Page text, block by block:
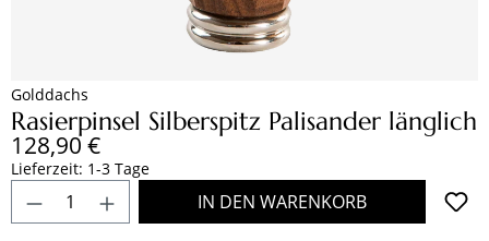
Golddachs
Rasierpinsel Silberspitz Palisander länglich
Regulärer Preis:
128,90 €
Lieferzeit: 1-3 Tage
Produkt Anzahl: Gib den gewünschten
IN DEN WARENKORB